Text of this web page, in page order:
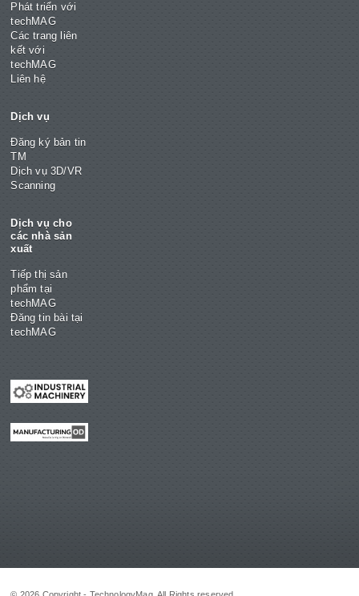
Phát triển với
techMAG
Các trang liên
kết với
techMAG
Liên hệ
Dịch vụ
Đăng ký bản tin
TM
Dịch vụ 3D/VR
Scanning
Dịch vụ cho
các nhà sản
xuất
Tiếp thị sản
phẩm tại
techMAG
Đăng tin bài tại
techMAG